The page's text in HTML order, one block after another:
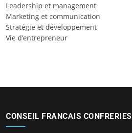
Leadership et management
Marketing et communication
Stratégie et développement
Vie d’entrepreneur
CONSEIL FRANCAIS CONFRERIES